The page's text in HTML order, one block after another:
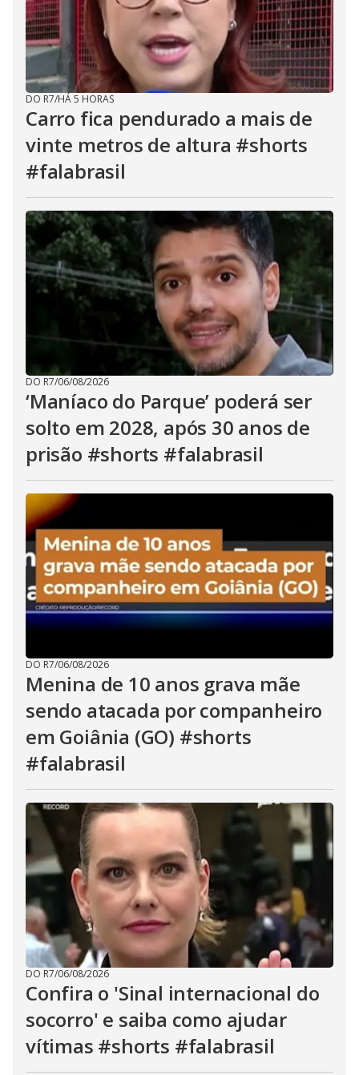
DO R7/HÁ 5 HORAS
Carro fica pendurado a mais de
vinte metros de altura #shorts
#falabrasil
DO R7/06/08/2026
‘Maníaco do Parque’ poderá ser
solto em 2028, após 30 anos de
prisão #shorts #falabrasil
DO R7/06/08/2026
Menina de 10 anos grava mãe
sendo atacada por companheiro
em Goiânia (GO) #shorts
#falabrasil
DO R7/06/08/2026
Confira o 'Sinal internacional do
socorro' e saiba como ajudar
vítimas #shorts #falabrasil